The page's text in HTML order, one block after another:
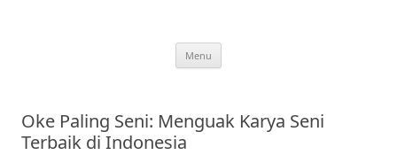
Menu
Oke Paling Seni: Menguak Karya Seni
Terbaik di Indonesia